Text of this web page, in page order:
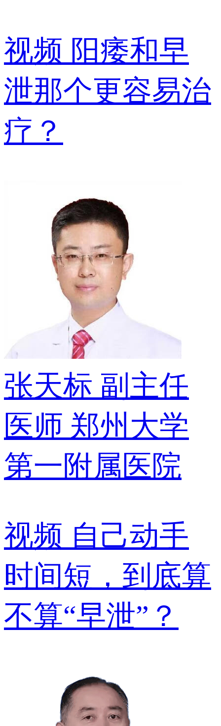
视频 阳痿和早
泄那个更容易治
疗？
张天标 副主任
医师 郑州大学
第一附属医院
视频 自己动手
时间短，到底算
不算“早泄”？